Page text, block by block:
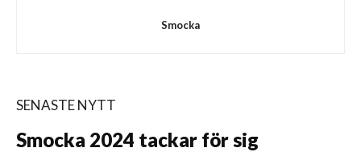
Smocka
SENASTE NYTT
Smocka 2024 tackar för sig